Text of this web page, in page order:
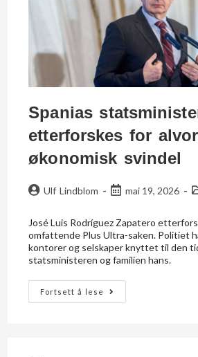
Spanias
etterforskes for
økonomisk svindel
Ulf Lindblom mai 19, 2026
José Luis Rodríguez Zapatero
omfattende Plus Ultra-saken. Politiet
kontorer og selskaper knyttet til den
statsministeren og familien hans.
Fortsett å lese